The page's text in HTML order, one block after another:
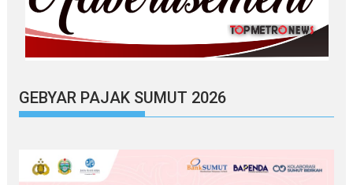
GEBYAR PAJAK SUMUT 2026